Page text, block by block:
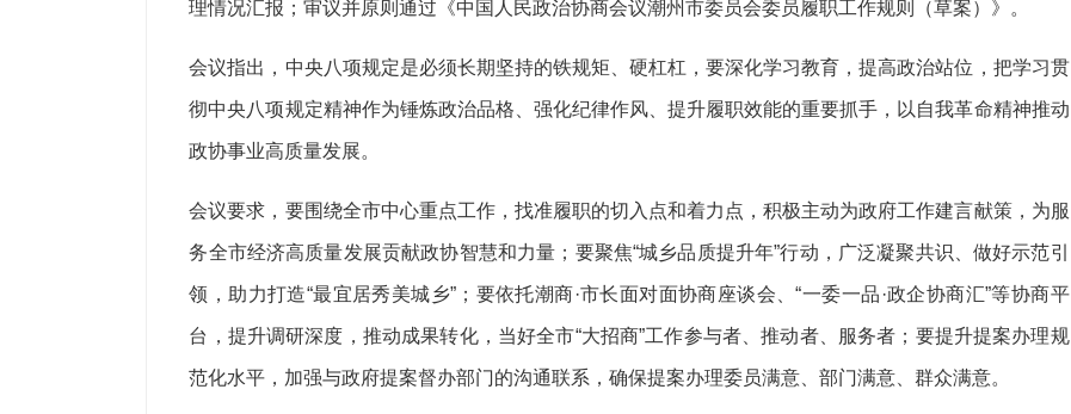
理情况汇报；审议并原则通过《中国人民政治协商会议潮州市委员会委员履职工作规则（草案）》。
会议指出，中央八项规定是必须长期坚持的铁规矩、硬杠杠，要深化学习教育，提高政治站位，把学习贯
彻中央八项规定精神作为锤炼政治品格、强化纪律作风、提升履职效能的重要抓手，以自我革命精神推动
政协事业高质量发展。
会议要求，要围绕全市中心重点工作，找准履职的切入点和着力点，积极主动为政府工作建言献策，为服
务全市经济高质量发展贡献政协智慧和力量；要聚焦“城乡品质提升年”行动，广泛凝聚共识、做好示范引
领，助力打造“最宜居秀美城乡”；要依托潮商·市长面对面协商座谈会、“一委一品·政企协商汇”等协商平
台，提升调研深度，推动成果转化，当好全市“大招商”工作参与者、推动者、服务者；要提升提案办理规
范化水平，加强与政府提案督办部门的沟通联系，确保提案办理委员满意、部门满意、群众满意。